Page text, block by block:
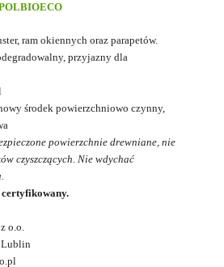
ram okiennych oraz parapetów.
przyjazny dla
środek powierzchniowo czynny,
powierzchnie drewniane, nie
czyszczących. Nie wdychać
o.o.
Lublin